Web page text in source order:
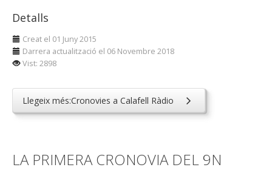
Detalls
Creat el 01 Juny 2015
Darrera actualització el 06 Novembre 2018
Vist: 2898
Llegeix més:Cronovies a Calafell Ràdio
LA PRIMERA CRONOVIA DEL 9N